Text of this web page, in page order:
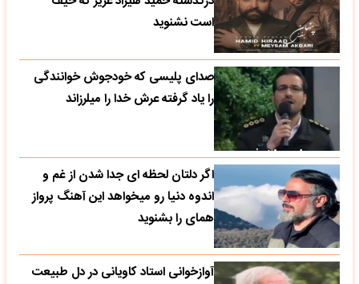
است نشنوید
صدای پلیسی که خودجوش خوانندگی
را یاد گرفته عرش خدا را میلرزاند
اگر دلتان لحظه ای جدا شدن از غم و
اندوه دنیا رو میخواهد این آهنگ پرواز
همای را بشنوید
آوازخوانی استاد کاویانی در دل طبیعت